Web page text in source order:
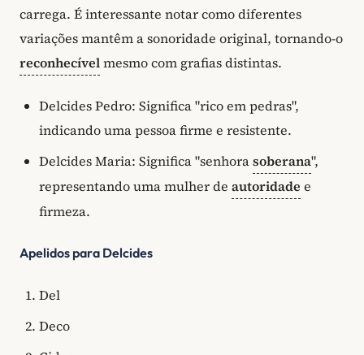
carrega. É interessante notar como diferentes
variações mantêm a sonoridade original, tornando-o
reconhecívelmesmo com grafias distintas.
Delcides Pedro: Significa "rico em pedras",
indicando uma pessoa firme e resistente.
Delcides Maria: Significa "senhorasoberana",
representando uma mulher de autoridade e
firmeza.
Apelidos para Delcides
Del
Deco